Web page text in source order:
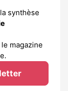
synthèse
magazine